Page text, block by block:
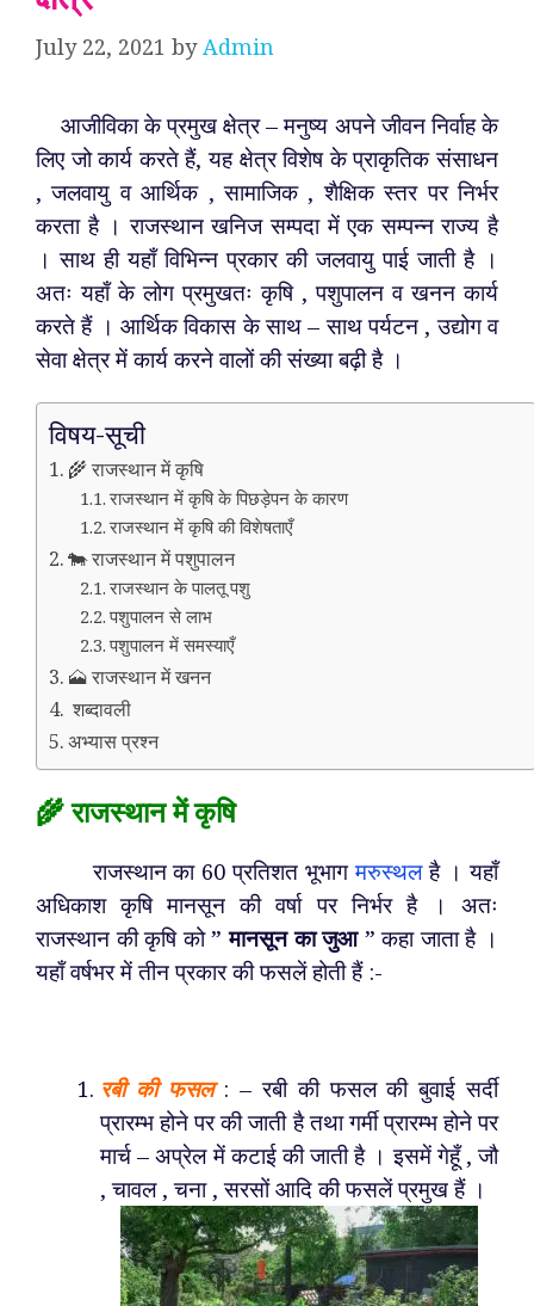
July 22, 2021 byAdmin
आजीविका के प्रमुख क्षेत्र – मनुष्य अपने जीवन निर्वाह के
लिए जो कार्य करते हैं, यह क्षेत्र विशेष के प्राकृतिक संसाधन
, जलवायु व आर्थिक , सामाजिक , शैक्षिक स्तर पर निर्भर
करता है । राजस्थान खनिज सम्पदा में एक सम्पन्न राज्य है
। साथ ही यहाँ विभिन्न प्रकार की जलवायु पाई जाती है ।
अतः यहाँ के लोग प्रमुखतः कृषि , पशुपालन व खनन कार्य
करते हैं । आर्थिक विकास के साथ – साथ पर्यटन , उद्योग व
सेवा क्षेत्र में कार्य करने वालों की संख्या बढ़ी है ।
विषय-सूची
🌾 राजस्थान में कृषि
राजस्थान में कृषि के पिछड़ेपन के कारण
राजस्थान में कृषि की विशेषताएँ
🐄 राजस्थान में पशुपालन
राजस्थान के पालतू पशु
पशुपालन से लाभ
पशुपालन में समस्याएँ
🗻 राजस्थान में खनन
शब्दावली
अभ्यास प्रश्न
🌾 राजस्थान में कृषि
राजस्थान का 60 प्रतिशत भूभागमरुस्थलहै । यहाँ
अधिकाश कृषि मानसून की वर्षा पर निर्भर है । अतः
राजस्थान की कृषि को ”मानसून का जुआ” कहा जाता है ।
यहाँ वर्षभर में तीन प्रकार की फसलें होती हैं :-
रबी की फसल: – रबी की फसल की बुवाई सर्दी
प्रारम्भ होने पर की जाती है तथा गर्मी प्रारम्भ होने पर
मार्च – अप्रेल में कटाई की जाती है । इसमें गेहूँ , जौ
, चावल , चना , सरसों आदि की फसलें प्रमुख हैं ।